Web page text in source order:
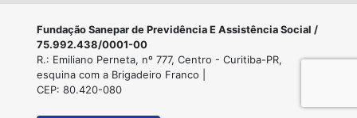
Fundação Sanepar de Previdência E Assistência Social /
75.992.438/0001-00
R.: Emiliano Perneta, nº 777, Centro - Curitiba-PR,
esquina com a Brigadeiro Franco |
CEP: 80.420-080